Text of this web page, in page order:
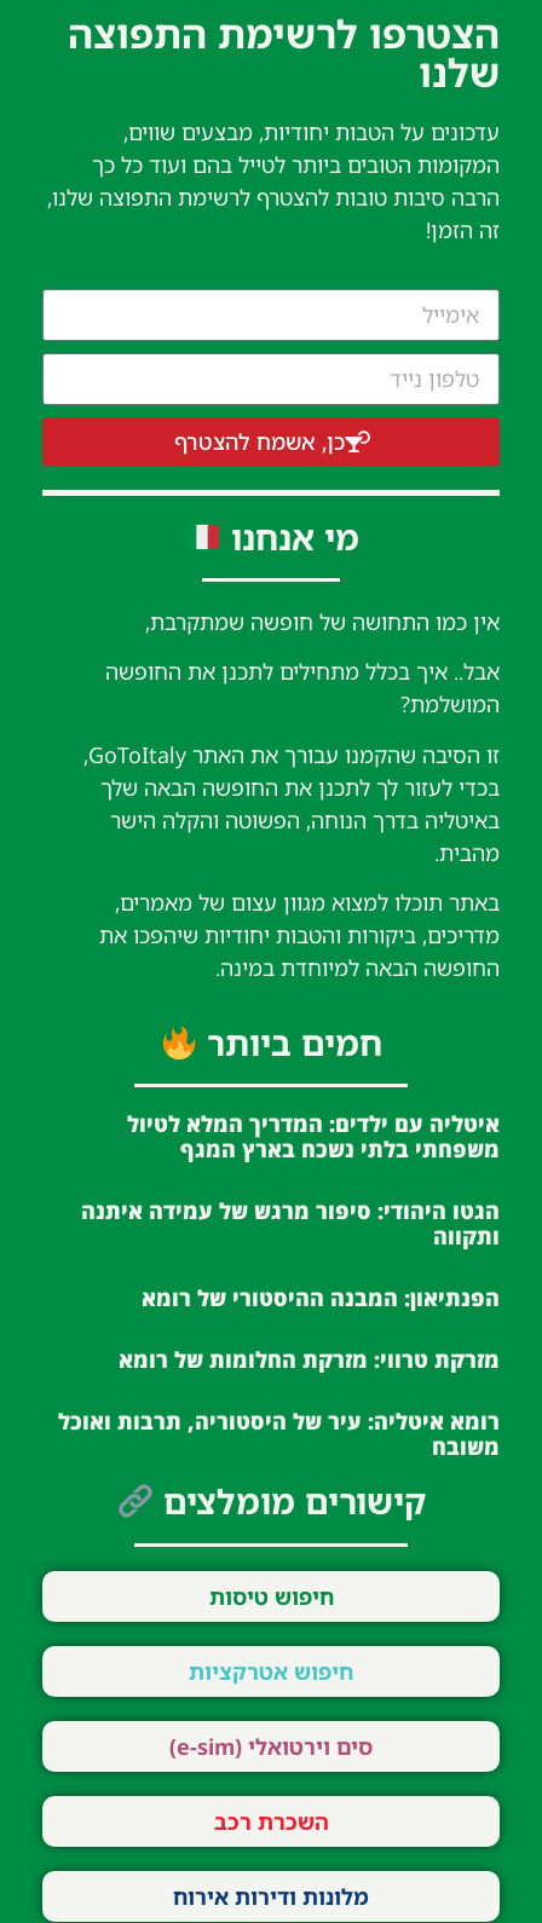
הצטרפו לרשימת התפוצה
שלנו​
עדכונים על הטבות יחודיות, מבצעים שווים,
המקומות הטובים ביותר לטייל בהם ועוד כל כך
הרבה סיבות טובות להצטרף לרשימת התפוצה שלנו,
זה הזמן!
כן, אשמח להצטרף
מי אנחנו
אין כמו התחושה של חופשה שמתקרבת,
אבל.. איך בכלל מתחילים לתכנן את החופשה
המושלמת?
זו הסיבה שהקמנו עבורך את האתר GoToItaly,
בכדי לעזור לך לתכנן את החופשה הבאה שלך
באיטליה בדרך הנוחה, הפשוטה והקלה הישר
מהבית.
באתר תוכלו למצוא מגוון עצום של מאמרים,
מדריכים, ביקורות והטבות יחודיות שיהפכו את
החופשה הבאה למיוחדת במינה.
חמים ביותר
איטליה עם ילדים: המדריך המלא לטיול
משפחתי בלתי נשכח בארץ המגף
הגטו היהודי: סיפור מרגש של עמידה איתנה
ותקווה
הפנתיאון: המבנה ההיסטורי של רומא
מזרקת טרווי: מזרקת החלומות של רומא
רומא איטליה: עיר של היסטוריה, תרבות ואוכל
משובח
קישורים מומלצים
חיפוש טיסות
חיפוש אטרקציות
סים וירטואלי (e-sim)
השכרת רכב
מלונות ודירות אירוח